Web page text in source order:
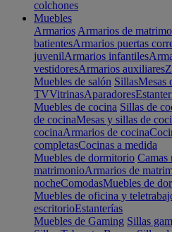
colchones
Muebles
Armarios Armarios de
batientesArmarios puertas
juvenilArmarios infantiles
vestidoresArmarios auxiliares
Muebles de salón SillasMesas
TVVitrinasAparadores
Muebles de cocina Sillas de
de cocinaMesas y sillas de
cocinaArmarios de cocina
completasCocinas a medida
Muebles de dormitorio Camas
matrimonioArmarios de
nocheComodasMuebles de
Muebles de oficina y
escritorioEstanterías
Muebles de Gaming Sillas